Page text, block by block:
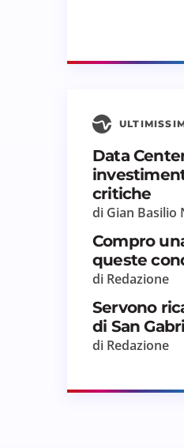
Data
critiche
di Gian Basilio
Compro
queste
di Redazione
Servono
di San
di Redazione